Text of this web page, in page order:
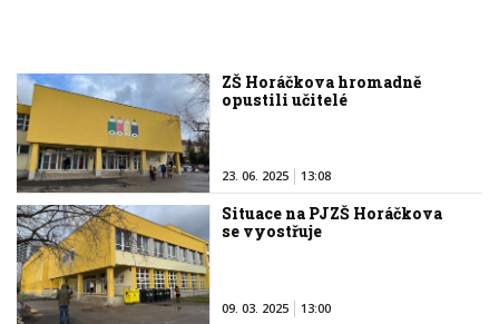
ZŠ Horáčkova hromadně
opustili učitelé
23. 06. 2025 13:08
Situace na PJZŠ Horáčkova
se vyostřuje
09. 03. 2025 13:00